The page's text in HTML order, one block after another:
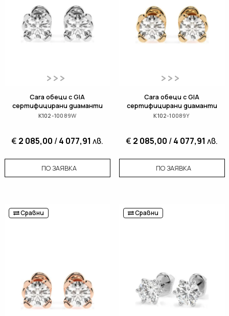
Cara обеци с GIA
сертифицирани диаманти
K102-10089W
€ 2 085,00 /4 077,91 лв.
ПО ЗАЯВКА
Cara обеци с GIA
сертифицирани диаманти
K102-10089Y
€ 2 085,00 /4 077,91 лв.
ПО ЗАЯВКА
Сравни Сравни